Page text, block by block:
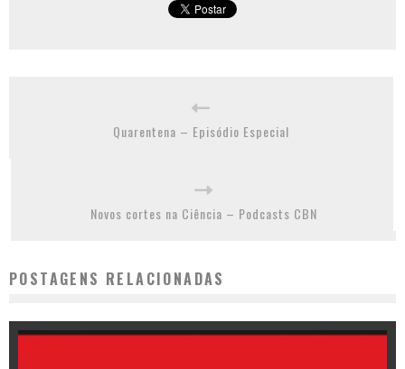
Quarentena – Episódio Especial
Novos cortes na Ciência – Podcasts CBN
POSTAGENS RELACIONADAS